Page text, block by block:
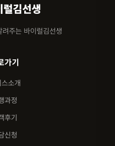
럴김선생
주는 바이럴김선생
가기
소개
과정
후기
신청